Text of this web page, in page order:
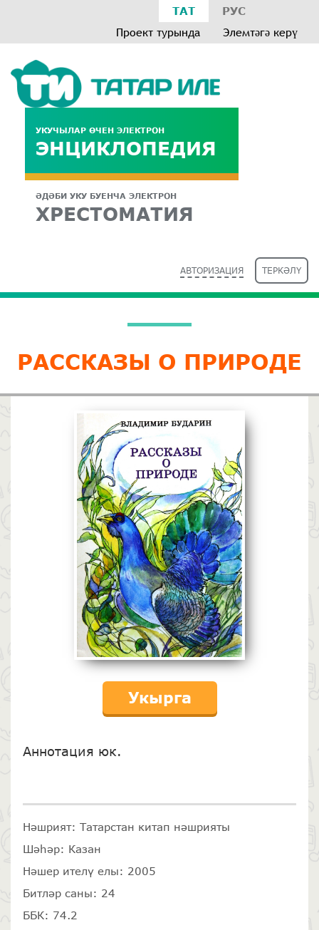
ТАТ РУС
Проект турында Элемтәгә керү
УКУЧЫЛАР ӨЧЕН ЭЛЕКТРОН
ЭНЦИКЛОПЕДИЯ
ӘДӘБИ УКУ БУЕНЧА ЭЛЕКТРОН
ХРЕСТОМАТИЯ
АВТОРИЗАЦИЯ ТЕРКӘЛҮ
РАССКАЗЫ О ПРИРОДЕ
Укырга
Аннотация юк.
Нәшрият: Татарстан китап нәшрияты
Шәһәр: Казан
Нәшер ителү елы: 2005
Битләр саны: 24
ББК: 74.2